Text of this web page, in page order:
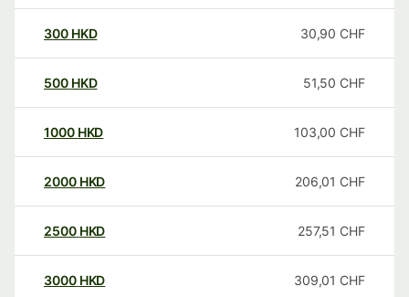
300 HKD 30,90 CHF
500 HKD 51,50 CHF
1000 HKD 103,00 CHF
2000 HKD 206,01 CHF
2500 HKD 257,51 CHF
3000 HKD 309,01 CHF